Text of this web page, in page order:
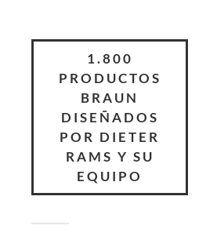
1.800
PRODUCTOS
BRAUN
DISEÑADOS
POR DIETER
RAMS Y SU
EQUIPO